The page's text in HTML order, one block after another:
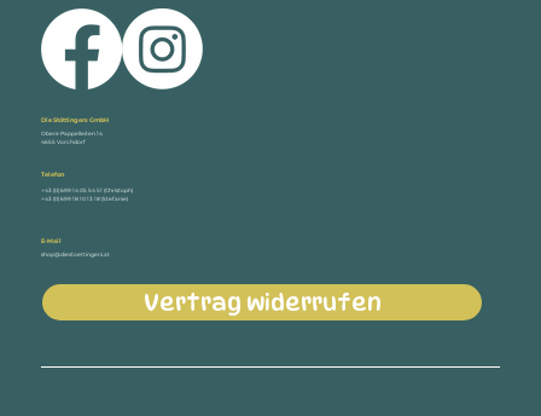
Die Stöttingers GmbH
Obere Pappelleiten 14
4655 Vorchdorf
Telefon
+43 (0) 699 14 05 54 51 (Christoph)
+43 (0) 699 18 10 13 18 (Stefanie)
E-Mail
shop@diestoettingers.at
Vertrag widerrufen